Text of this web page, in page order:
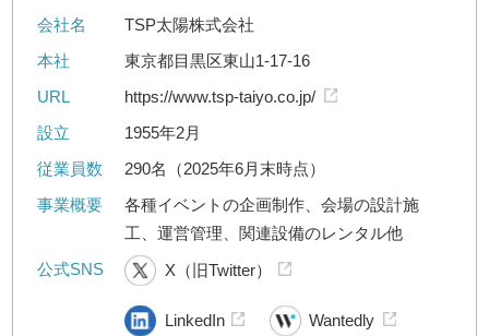
会社名
TSP太陽株式会社
本社
東京都目黒区東山1-17-16
URL
https://www.tsp-taiyo.co.jp/
設立
1955年2月
従業員数
290名（2025年6月末時点）
事業概要
各種イベントの企画制作、会場の設計施
工、運営管理、関連設備のレンタル他
公式SNS
X（旧Twitter）
LinkedIn Wantedly